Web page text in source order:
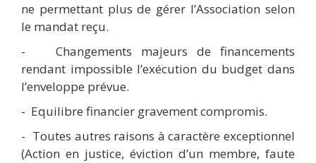
ne permettant plus de gérer l’Association selon
le mandat reçu.
-
Changements majeurs de financements
rendant impossible l’exécution du budget dans
l’enveloppe prévue.
- Equilibre financier gravement compromis.
- Toutes autres raisons à caractère exceptionnel
(Action en justice, éviction d’un membre, faute